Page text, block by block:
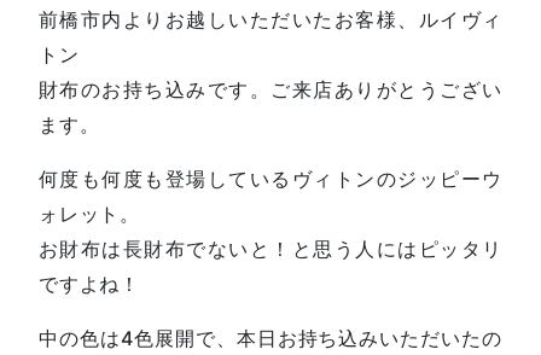
前橋市内よりお越しいただいたお客様、ルイヴィ
トン
財布のお持ち込みです。ご来店ありがとうござい
ます。
何度も何度も登場しているヴィトンのジッピーウ
ォレット。
お財布は長財布でないと！と思う人にはピッタリ
ですよね！
中の色は4色展開で、本日お持ち込みいただいたの